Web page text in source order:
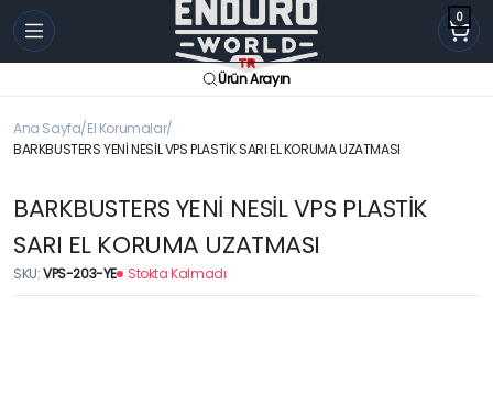
0
Ürün Arayın
Ana Sayfa El Korumalar
BARKBUSTERS YENİ NESİL VPS PLASTİK SARI EL KORUMA UZATMASI
BARKBUSTERS YENİ NESİL VPS PLASTİK
SARI EL KORUMA UZATMASI
SKU:VPS-203-YE Stokta Kalmadı